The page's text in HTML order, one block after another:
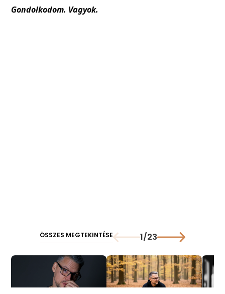
Gondolkodom. Vagyok.
ÖSSZES MEGTEKINTÉSE 1/23